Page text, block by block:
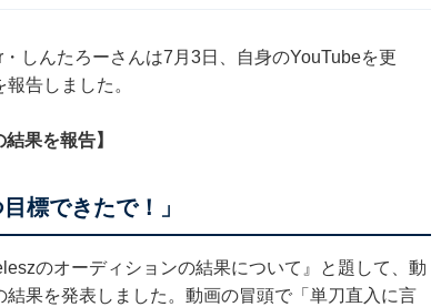
しんたろーさんは7月3日、自身のYouTubeを更
告しました。
果を報告】
標できたで！」
のオーディションの結果について』と題して、動
果を発表しました。動画の冒頭で「単刀直入に言